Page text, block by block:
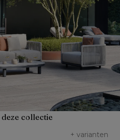
collectie
+ varianten